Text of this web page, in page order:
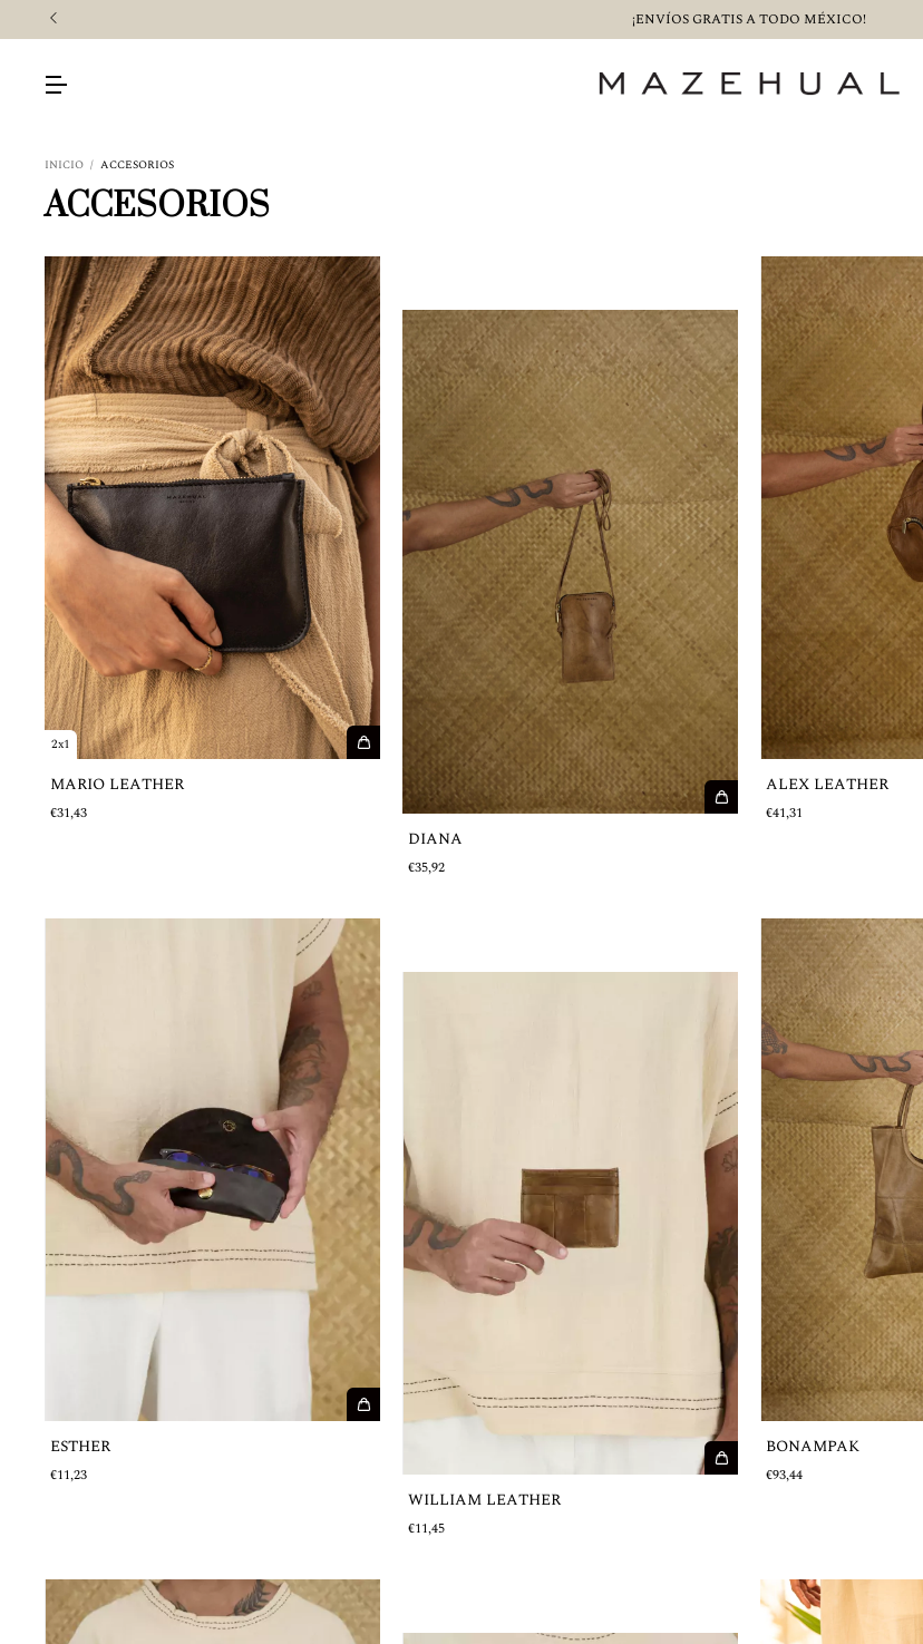
¡$500 PESOS DE CASHBACK COMPRANDO CON SLANA!
INICIO / ACCESORIOS
ACCESORIOS
2x1
MARIO LEATHER
€31,43
DIANA
€35,92
ALEX LEATHER
€41,31
ESTHER
€11,23
WILLIAM LEATHER
€11,45
BONAMPAK
€93,44